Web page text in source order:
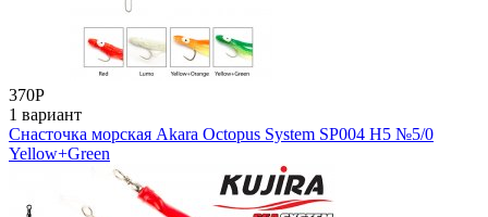
370Р
1 вариант
Снасточка морская Akara Octopus System SP004 H5 №5/0
Yellow+Green